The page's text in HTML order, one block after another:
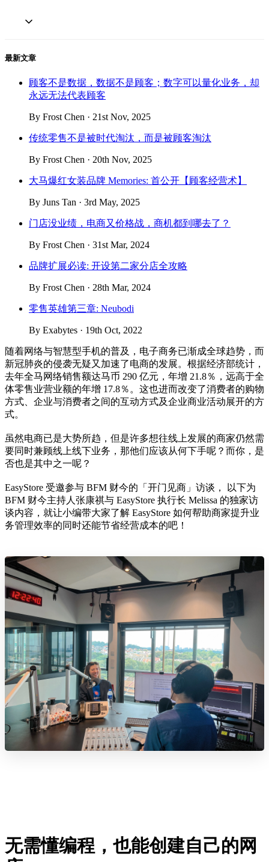
最新文章
顾客不是数据，数据不是顾客；数字可以量化业务，却
永远无法代表顾客
By Frost Chen · 21st Nov, 2025
传统零售不是被时代淘汰，而是被顾客淘汰
By Frost Chen · 20th Nov, 2025
大马爆红女装品牌 Memories: 首公开【顾客经营术】
By Juns Tan · 3rd May, 2025
门店没业绩，电商又价格战，商机都到哪去了？
By Frost Chen · 31st Mar, 2024
品牌扩展必读: 开设第二家分店全攻略
By Frost Chen · 28th Mar, 2024
零售英雄第三章: Neubodi
By Exabytes · 19th Oct, 2022
随着网络与智慧型手机的普及，电子商务已渐成全球趋势，而
新冠肺炎的侵袭无疑又加速了电商的发展。根据经济部统计，
去年全马网络销售额达马币 290 亿元，年增 21.8％，远高于全
体零售业营业额的年增 17.8％。这也进而改变了消费者的购物
方式、企业与消费者之间的互动方式及企业商业活动展开的方
式。
虽然电商已是大势所趋，但是许多想往线上发展的商家仍然需
要同时兼顾线上线下业务，那他们应该从何下手呢？而你，是
否也是其中之一呢？
EasyStore 受邀参与 BFM 财今的「开门见商」访谈， 以下为
BFM 财今主持人张康祺与 EasyStore 执行长 Melissa 的独家访
谈内容，就让小编带大家了解 EasyStore 如何帮助商家提升业
务管理效率的同时还能节省经营成本的吧！
无需懂编程，也能创建自己的网